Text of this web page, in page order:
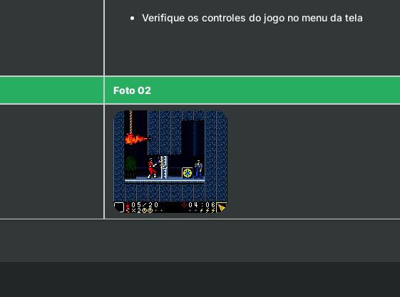
Verifique os controles do jogo no menu da tela
Foto 02